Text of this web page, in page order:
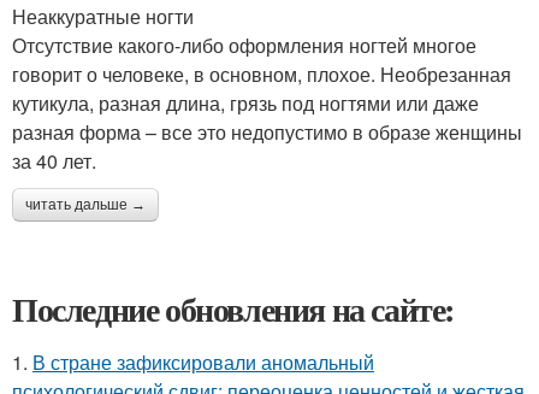
Неаккуратные ногти
Отсутствие какого-либо оформления ногтей многое
говорит о человеке, в основном, плохое. Необрезанная
кутикула, разная длина, грязь под ногтями или даже
разная форма – все это недопустимо в образе женщины
за 40 лет.
читать дальше →
Последние обновления на сайте:
1. В стране зафиксировали аномальный